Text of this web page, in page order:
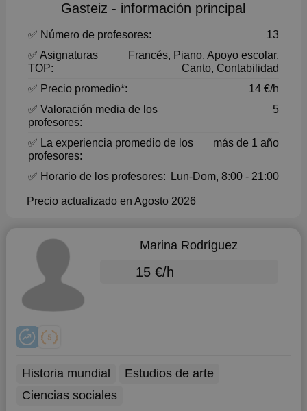
Gasteiz - información principal
✅ Número de profesores:
13
✅ Asignaturas
TOP:
Francés, Piano, Apoyo escolar,
Canto, Contabilidad
✅ Precio promedio*:
14 €/h
✅ Valoración media de los
profesores:
5
✅ La experiencia promedio de los
profesores:
más de 1 año
✅ Horario de los profesores: Lun-Dom, 8:00 - 21:00
Precio actualizado en Agosto 2026
Marina Rodríguez
15 €/h
Historia mundial
Estudios de arte
Ciencias sociales